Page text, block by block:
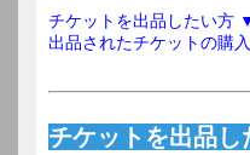
チケットを出品したい方
出品されたチケットの購
チケットを出品し